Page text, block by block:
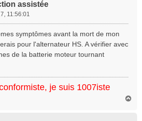
assistée
11:56:01
symptômes avant la mort de mon
pour l'alternateur HS. A vérifier avec
de la batterie moteur tournant
je suis 1007iste